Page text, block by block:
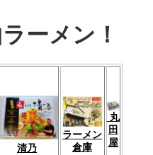
ーメン！
清乃
ラーメン
倉庫
丸
田
屋